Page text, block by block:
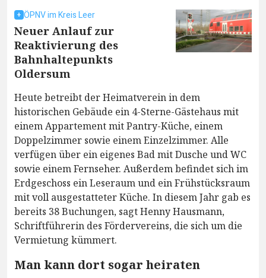
ÖPNV im Kreis Leer
Neuer Anlauf zur
Reaktivierung des
Bahnhaltepunkts
Oldersum
Heute betreibt der Heimatverein in dem
historischen Gebäude ein 4-Sterne-Gästehaus mit
einem Appartement mit Pantry-Küche, einem
Doppelzimmer sowie einem Einzelzimmer. Alle
verfügen über ein eigenes Bad mit Dusche und WC
sowie einem Fernseher. Außerdem befindet sich im
Erdgeschoss ein Leseraum und ein Frühstücksraum
mit voll ausgestatteter Küche. In diesem Jahr gab es
bereits 38 Buchungen, sagt Henny Hausmann,
Schriftführerin des Fördervereins, die sich um die
Vermietung kümmert.
Man kann dort sogar heiraten